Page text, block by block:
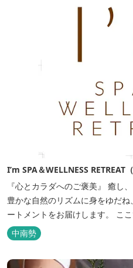
I’m SPA＆WELLNESS RETREAT
『心とカラダへのご褒美』 癒し
豊かな自然のリズムに身をゆだ
ートメントをお届けします。 ここでしか体験できない世界をゆっく
りとした時の流れの中でご堪能下
中南勢